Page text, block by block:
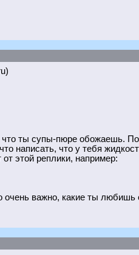
ты супы-пюре обожаешь.
написать, что у тебя
этой реплики, например:
очень важно, какие ты любишь